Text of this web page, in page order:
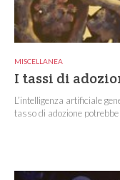
MISCELLANEA
I tassi di
L’intelligenza artificiale
tasso di adozione